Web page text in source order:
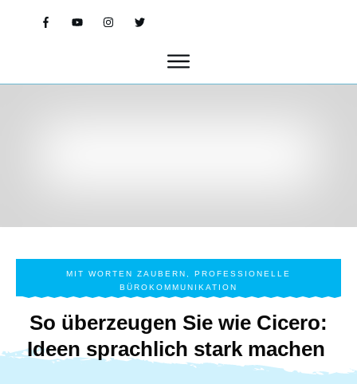
MIT WORTEN ZAUBERN
PROFESSIONELLE
BÜROKOMMUNIKATION
So überzeugen Sie wie Cicero:
Ideen sprachlich stark machen